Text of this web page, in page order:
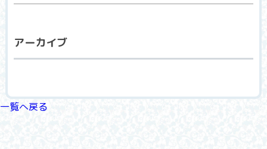
アーカイブ
一覧へ戻る